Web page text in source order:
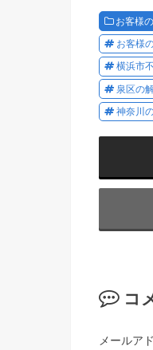
お客様
お客様
横浜市
泉区の
神奈川
コ
メールア